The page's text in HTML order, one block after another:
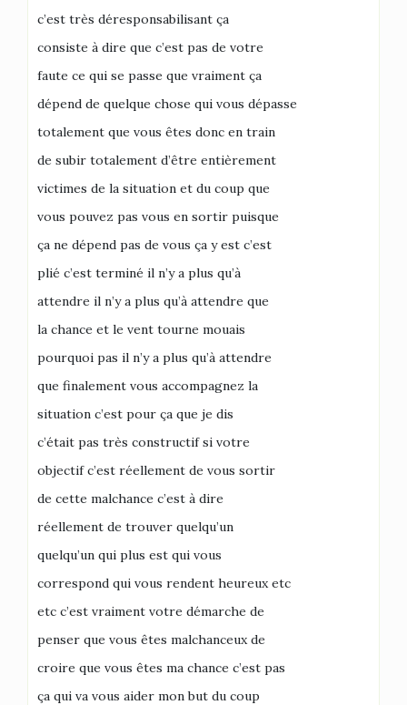
c’est très déresponsabilisant ça
consiste à dire que c’est pas de votre
faute ce qui se passe que vraiment ça
dépend de quelque chose qui vous dépasse
totalement que vous êtes donc en train
de subir totalement d’être entièrement
victimes de la situation et du coup que
vous pouvez pas vous en sortir puisque
ça ne dépend pas de vous ça y est c’est
plié c’est terminé il n’y a plus qu’à
attendre il n’y a plus qu’à attendre que
la chance et le vent tourne mouais
pourquoi pas il n’y a plus qu’à attendre
que finalement vous accompagnez la
situation c’est pour ça que je dis
c’était pas très constructif si votre
objectif c’est réellement de vous sortir
de cette malchance c’est à dire
réellement de trouver quelqu’un
quelqu’un qui plus est qui vous
correspond qui vous rendent heureux etc
etc c’est vraiment votre démarche de
penser que vous êtes malchanceux de
croire que vous êtes ma chance c’est pas
ça qui va vous aider mon but du coup